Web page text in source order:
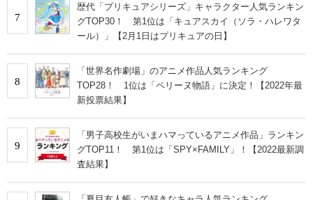
7
歴代「プリキュアシリーズ」キャラクター人気ランキン
グTOP30！ 第1位は「キュアスカイ（ソラ・ハレワタ
ール）」【2月1日はプリキュアの日】
8
「世界名作劇場」のアニメ作品人気ランキング
TOP28！ 1位は「ペリーヌ物語」に決定！【2022年最
新投票結果】
9
「男子高校生がいまハマっているアニメ作品」ランキン
グTOP11！ 第1位は「SPY×FAMILY」！【2022最新調
査結果】